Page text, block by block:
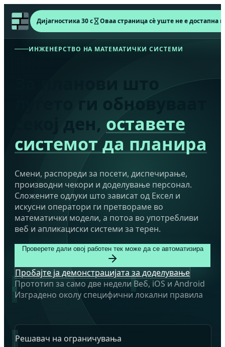
Дијагностика 30 с Оваа страница сè уште не е достапна
ИНЖЕНЕРСТВО НА МАТЕМАТИЧКИ СИСТЕМИ
луѓето ги обновуваат
секој ден, оставете
системот да планира
Смени, распореди за посети, диспечирање,
производни чекори и доделување персонал.
Сложените одлуки што зависат од Ексел и
искусни оператори ги претвораме во
математички модели, а потоа во употребливи
веб и апликациски системи за терен.
Проверете дали овој работен тек може да се автоматизира
Пробајте ја демонстрацијата за доделување
Прототип за само две недели Веб, iOS и Android
Изградено околу специфични локални правила
Решавач на ограничувања